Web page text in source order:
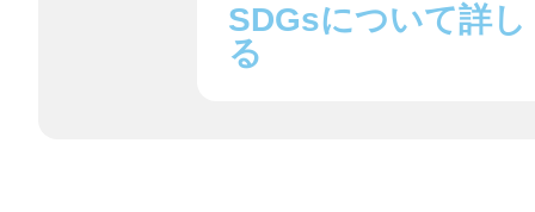
SDGsについて詳し
る
八女